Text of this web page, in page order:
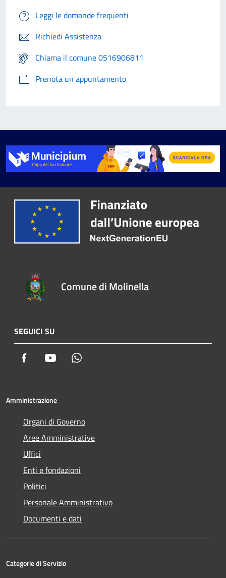
Leggi le domande frequenti
Richiedi Assistenza
Chiama il comune 0516906811
Prenota un appuntamento
Comune di Molinella
SEGUICI SU
Facebook Youtube
Amministrazione
Organi di Governo
Aree Amministrative
Uffici
Enti e fondazioni
Politici
Personale Amministrativo
Documenti e dati
Categorie di Servizio